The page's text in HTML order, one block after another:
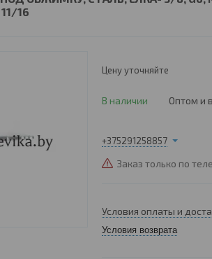
16
Цену уточняйте
В наличии Оптом и
+375291258857
Заказ только по
Условия оплаты и
Условия возврата